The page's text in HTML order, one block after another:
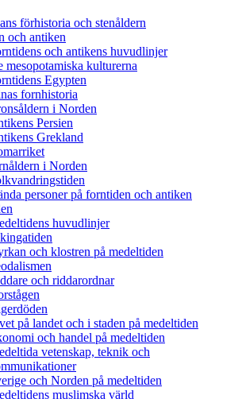
förhistoria och stenåldern
och antiken
och antikens huvudlinjer
mesopotamiska kulturerna
Egypten
fornhistoria
i Norden
Persien
Grekland
i Norden
personer på forntiden och antiken
huvudlinjer
och klostren på medeltiden
och riddarordnar
på landet och i staden på medeltiden
och handel på medeltiden
vetenskap, teknik och
och Norden på medeltiden
muslimska värld